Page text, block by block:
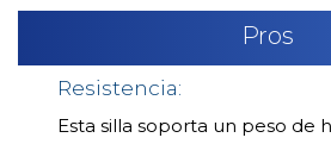
Pros
Resistencia:
Esta silla soporta un peso de